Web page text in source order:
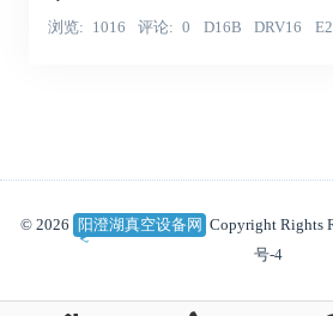
浏览 1016 评论 0 D16B DRV16
© 2026 阳澄湖真空设备网 Copyright Rights
号-4